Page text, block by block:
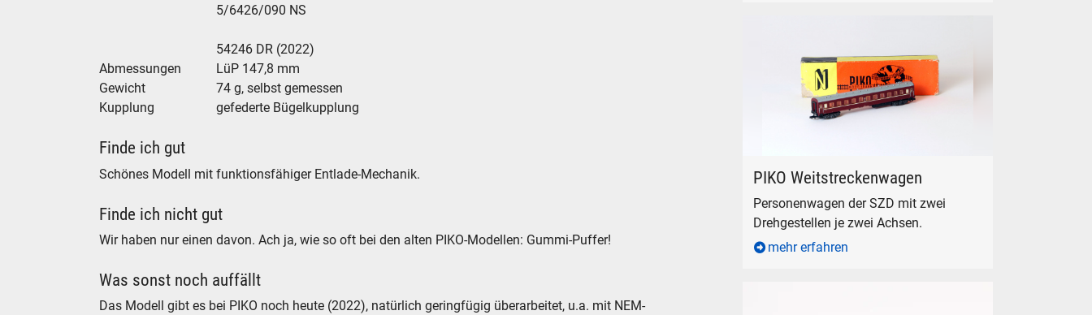
5/6426/090 NS
54246 DR (2022)
Abmessungen
LüP 147,8 mm
Gewicht
74 g, selbst gemessen
Kupplung
gefederte Bügelkupplung
Finde ich gut
Schönes Modell mit funktionsfähiger Entlade-Mechanik.
Finde ich nicht gut
Wir haben nur einen davon. Ach ja, wie so oft bei den alten PIKO-Modellen: Gummi-Puffer!
Was sonst noch auffällt
Das Modell gibt es bei PIKO noch heute (2022), natürlich geringfügig überarbeitet, u.a. mit NEM-
PIKO Weitstreckenwagen
Personenwagen der SZD mit zwei
Drehgestellen je zwei Achsen.
mehr erfahren